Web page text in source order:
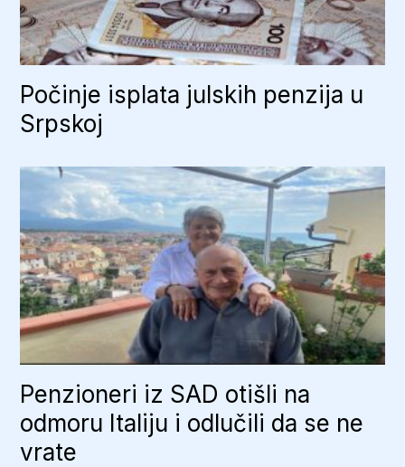
Počinje isplata julskih penzija u
Srpskoj
Penzioneri iz SAD otišli na
odmoru Italiju i odlučili da se ne
vrate